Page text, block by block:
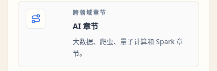
跨领域章节
AI 章节
大数据、爬虫、量子计算和 Spark 章
节。